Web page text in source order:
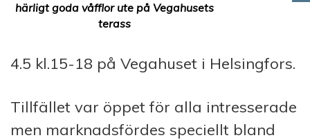
härligt goda våfflor ute på Vegahusets
terass
4.5 kl.15-18 på Vegahuset i Helsingfors.
Tillfället var öppet för alla intresserade
men marknadsfördes speciellt bland